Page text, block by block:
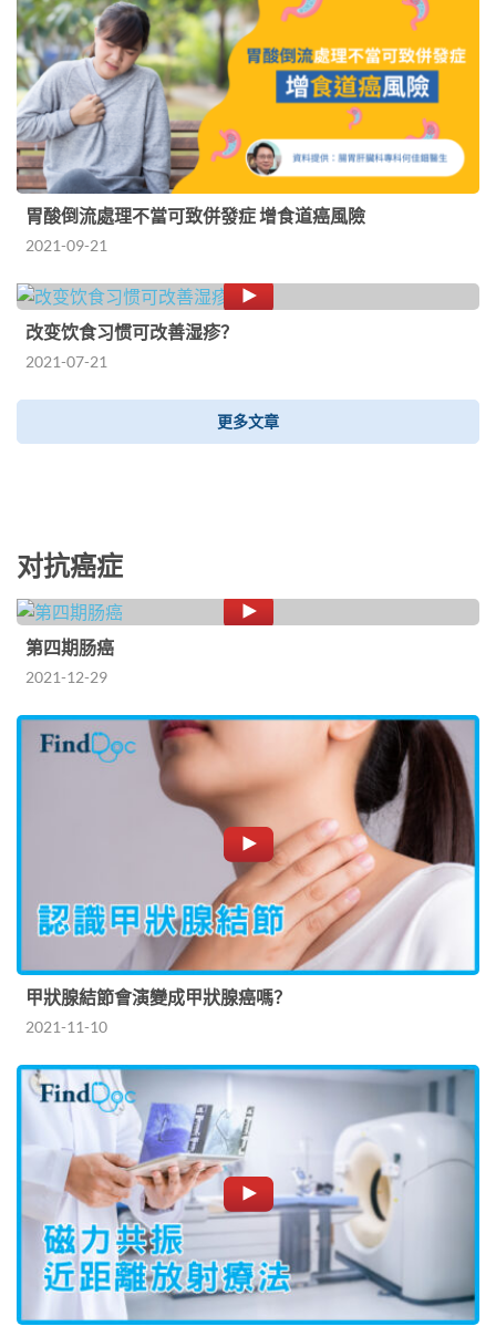
胃酸倒流處理不當可致併發症 增食道癌風險
2021-09-21
改变饮食习惯可改善湿疹？
2021-07-21
更多文章
对抗癌症
第四期肠癌
2021-12-29
甲狀腺結節會演變成甲狀腺癌嗎？
2021-11-10